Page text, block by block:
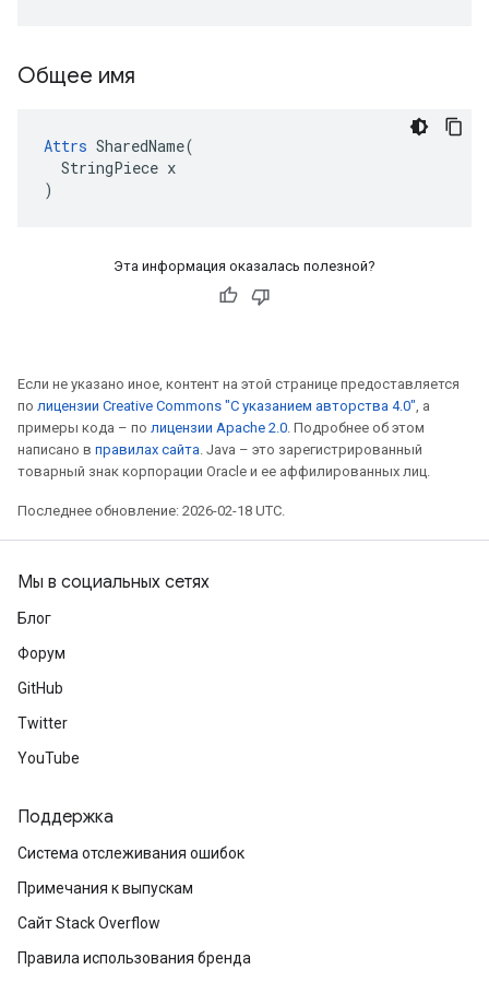
Общее имя
Attrs SharedName(
  StringPiece x
)
Эта информация оказалась полезной?
Если не указано иное, контент на этой странице предоставляется
по лицензии Creative Commons "С указанием авторства 4.0", а
примеры кода – по лицензии Apache 2.0. Подробнее об этом
написано в правилах сайта. Java – это зарегистрированный
товарный знак корпорации Oracle и ее аффилированных лиц.
Последнее обновление: 2026-02-18 UTC.
Мы в социальных сетях
Блог
Форум
GitHub
Twitter
YouTube
Поддержка
Система отслеживания ошибок
Примечания к выпускам
Сайт Stack Overflow
Правила использования бренда